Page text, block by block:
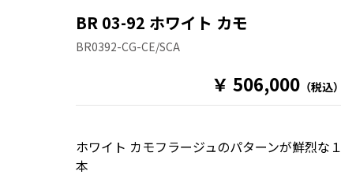
BR 03-92 ホワイト カモ
BR0392-CG-CE/SCA
￥ 506,000 （税込）
ホワイト カモフラージュのパターンが鮮烈な１
本